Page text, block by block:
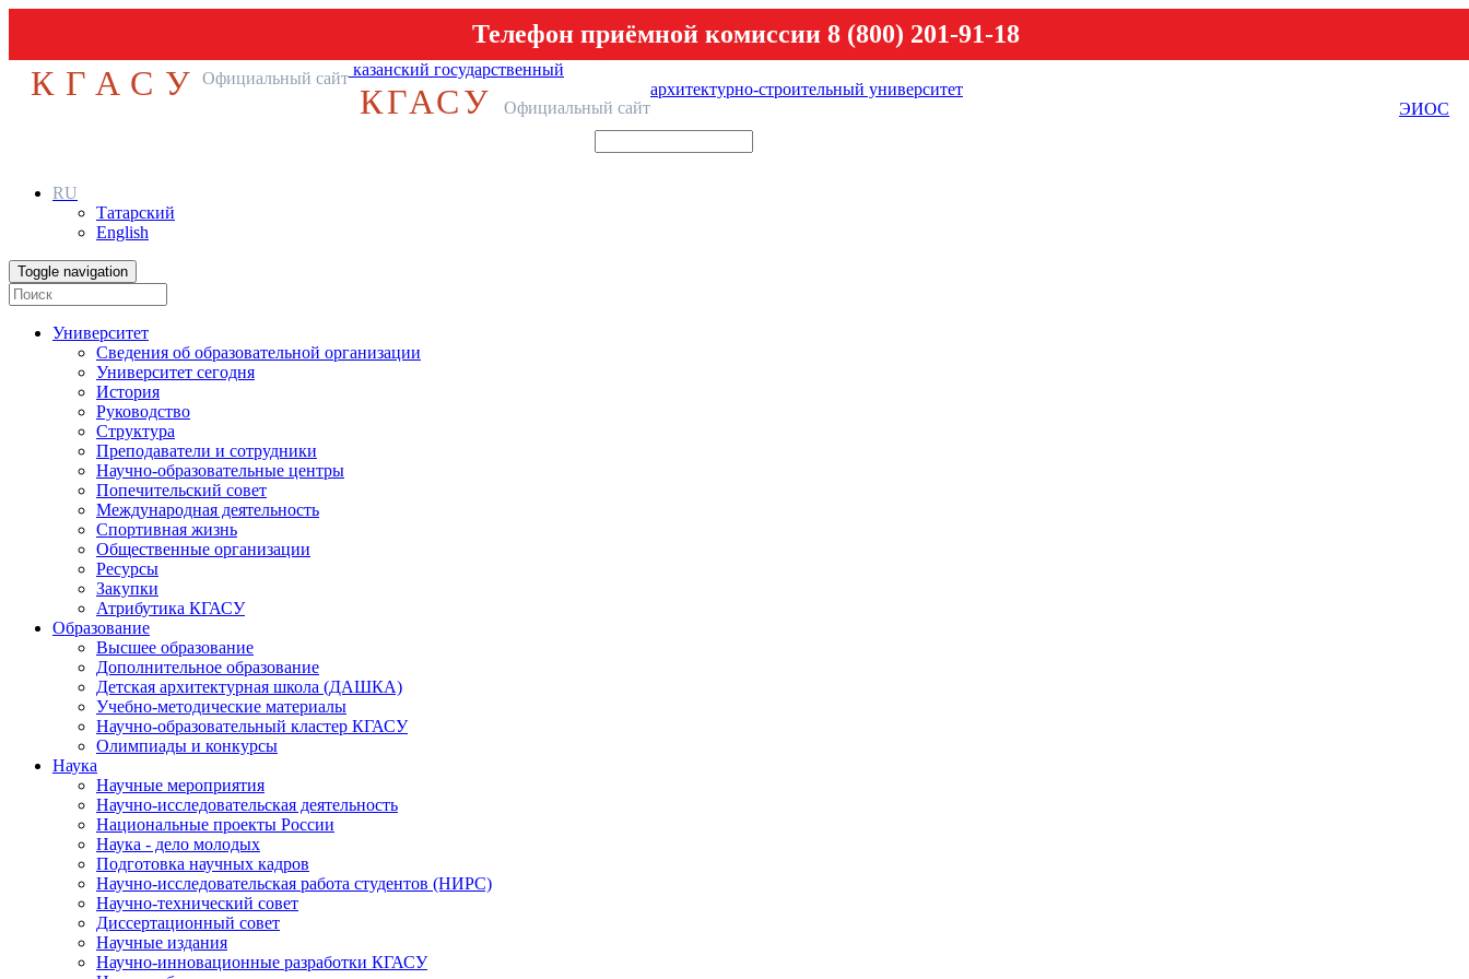
Телефон приёмной комиссии 8 (800) 201-91-18
КГАСУ Официальный сайт казанский государственный
архитектурно-строительный университет
КГАСУ Официальный сайт ЭИОС
RU
Татарский
English
Toggle navigation
Университет
Сведения об образовательной организации
Университет сегодня
История
Руководство
Структура
Преподаватели и сотрудники
Научно-образовательные центры
Попечительский совет
Международная деятельность
Спортивная жизнь
Общественные организации
Ресурсы
Закупки
Атрибутика КГАСУ
Образование
Высшее образование
Дополнительное образование
Детская архитектурная школа (ДАШКА)
Учебно-методические материалы
Научно-образовательный кластер КГАСУ
Олимпиады и конкурсы
Наука
Научные мероприятия
Научно-исследовательская деятельность
Национальные проекты России
Наука - дело молодых
Подготовка научных кадров
Научно-исследовательская работа студентов (НИРС)
Научно-технический совет
Диссертационный совет
Научные издания
Научно-инновационные разработки КГАСУ